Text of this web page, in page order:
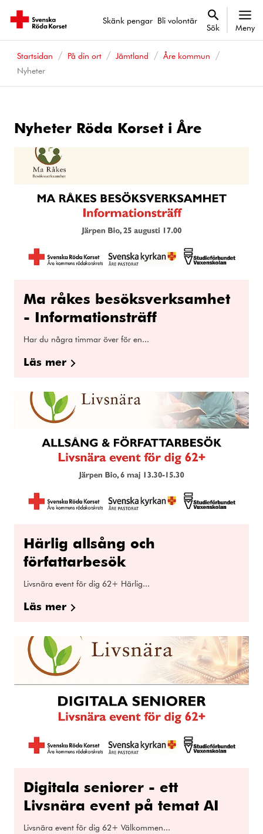
Skänk pengar Bli volontär
Sök Meny
Startsidan På din ort Jämtland
Åre kommun
Nyheter
Nyheter Röda Korset i Åre
Ma råkes besöksverksamhet
- Informationsträff
Har du några timmar över för en...
Läs mer
Härlig allsång och
författarbesök
Livsnära event för dig 62+ Härlig...
Läs mer
Digitala seniorer - ett
Livsnära event på temat AI
Livsnära event för dig 62+ Välkommen...